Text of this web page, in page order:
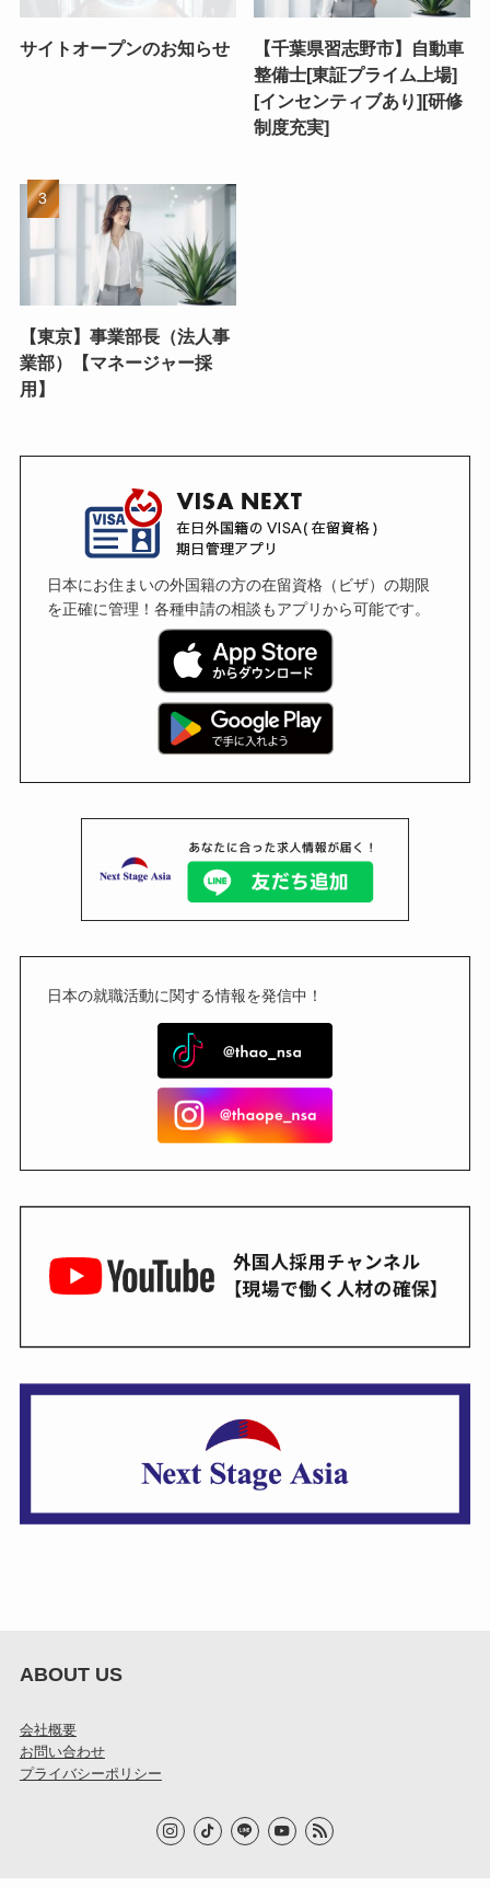
サイトオープンのお知らせ
【千葉県習志野市】自動車
整備士[東証プライム上場]
[インセンティブあり][研修
制度充実]
【東京】事業部長（法人事
業部）【マネージャー採
用】
日本にお住まいの外国籍の方の在留資格（ビザ）の期限
を正確に管理！各種申請の相談もアプリから可能です。
日本の就職活動に関する情報を発信中！
ABOUT US
会社概要
お問い合わせ
プライバシーポリシー